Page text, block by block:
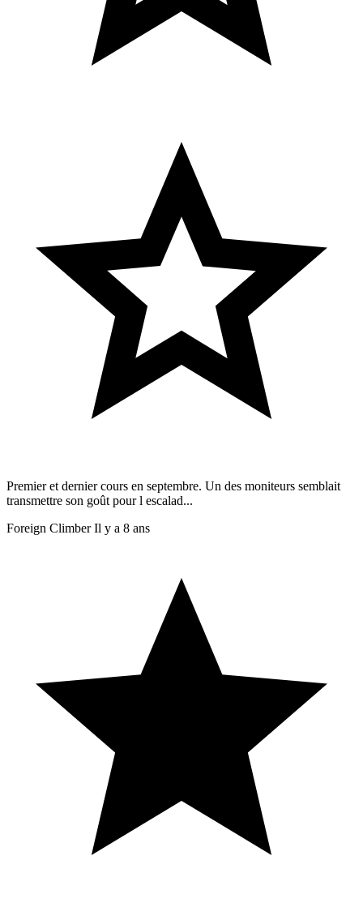
Premier et dernier cours en septembre. Un des moniteurs semblait
transmettre son goût pour l escalad...
Foreign ClimberIl y a 8 ans